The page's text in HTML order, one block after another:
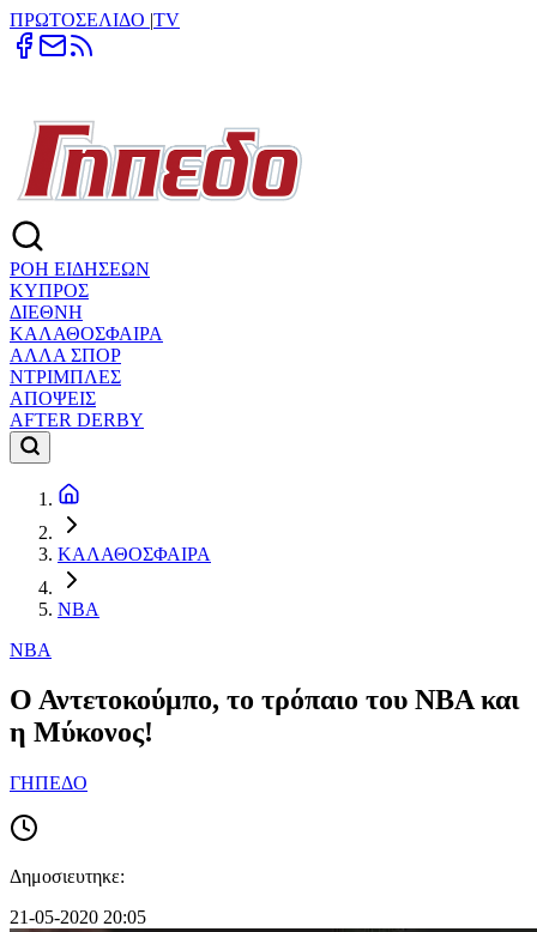
ΠΡΩΤΟΣΕΛΙΔΟ |TV
ΡΟΗ ΕΙΔΗΣΕΩΝ
ΚΥΠΡΟΣ
ΔΙΕΘΝΗ
ΚΑΛΑΘΟΣΦΑΙΡΑ
ΑΛΛΑ ΣΠΟΡ
ΝΤΡΙΜΠΛΕΣ
ΑΠΟΨΕΙΣ
AFTER DERBY
ΚΑΛΑΘΟΣΦΑΙΡΑ
NBA
NBA
Ο Αντετοκούμπο, το τρόπαιο του ΝΒΑ και
η Μύκονος!
ΓΗΠΕΔΟ
Δημοσιευτηκε:
21-05-2020 20:05